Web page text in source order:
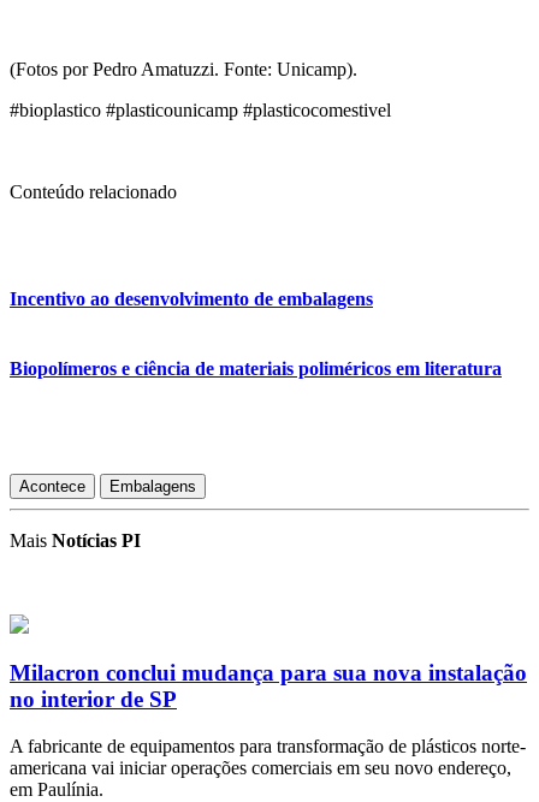
(Fotos por Pedro Amatuzzi. Fonte: Unicamp).
#bioplastico #plasticounicamp #plasticocomestivel
Conteúdo relacionado
Incentivo ao desenvolvimento de embalagens
Biopolímeros e ciência de materiais poliméricos em literatura
Acontece Embalagens
Mais Notícias PI
Milacron conclui mudança para sua nova instalação
no interior de SP
A fabricante de equipamentos para transformação de plásticos norte-
americana vai iniciar operações comerciais em seu novo endereço,
em Paulínia.